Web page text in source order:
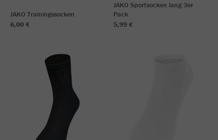
JAKO Trainingssocken
6,00 €
JAKO Sportsocken lang 3er
Pack
5,99 €